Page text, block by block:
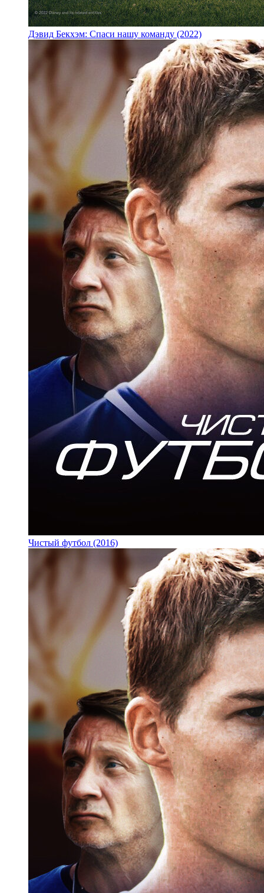
Дэвид Бекхэм: Спаси нашу команду (2022)
Чистый футбол (2016)